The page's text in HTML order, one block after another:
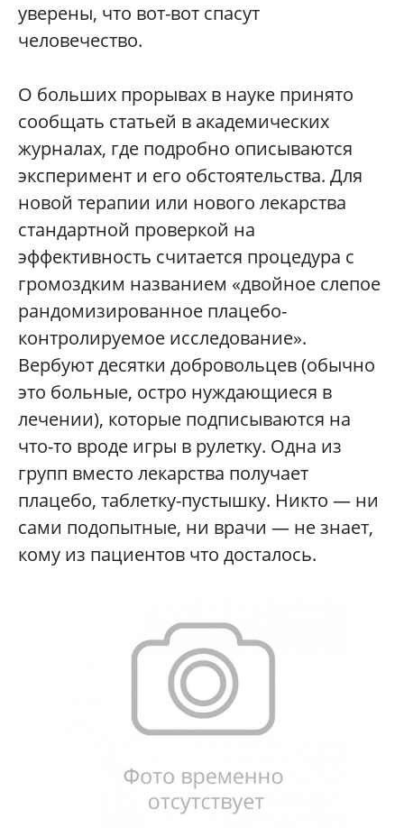
уверены, что вот-вот спасут
человечество.
О больших прорывах в науке принято
сообщать статьей в академических
журналах, где подробно описываются
эксперимент и его обстоятельства. Для
новой терапии или нового лекарства
стандартной проверкой на
эффективность считается процедура с
громоздким названием «двойное слепое
рандомизированное плацебо-
контролируемое исследование».
Вербуют десятки добровольцев (обычно
это больные, остро нуждающиеся в
лечении), которые подписываются на
что-то вроде игры в рулетку. Одна из
групп вместо лекарства получает
плацебо, таблетку-пустышку. Никто — ни
сами подопытные, ни врачи — не знает,
кому из пациентов что досталось.